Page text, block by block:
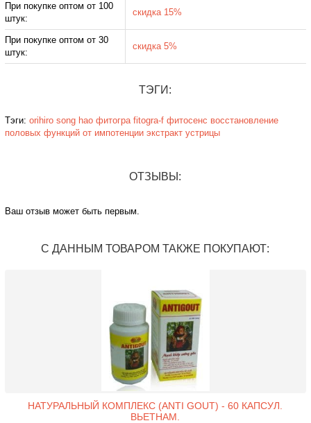
При покупке оптом от 100
штук:
скидка 15%
При покупке оптом от 30
штук:
скидка 5%
ТЭГИ:
Тэги: orihiro song hao фитогра fitogra-f фитосенс восстановление
половых функций от импотенции экстракт устрицы
ОТЗЫВЫ:
Ваш отзыв может быть первым.
С ДАННЫМ ТОВАРОМ ТАКЖЕ ПОКУПАЮТ:
НАТУРАЛЬНЫЙ КОМПЛЕКС (ANTI GOUT) - 60 КАПСУЛ.
ВЬЕТНАМ.